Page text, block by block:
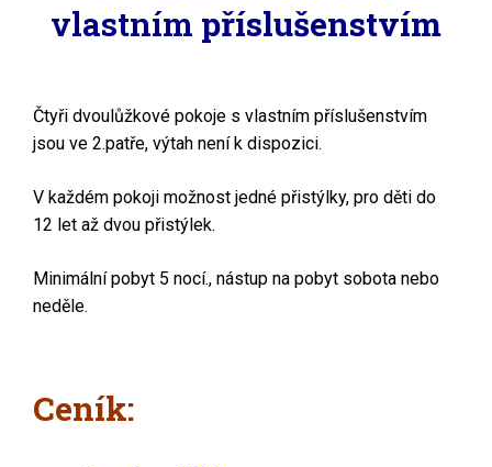
vlastním příslušenstvím
Čtyři dvoulůžkové pokoje s vlastním příslušenstvím
jsou ve 2.patře, výtah není k dispozici.
V každém pokoji možnost jedné přistýlky, pro děti do
12 let až dvou přistýlek.
Minimální pobyt 5 nocí., nástup na pobyt sobota nebo
neděle.
Ceník: